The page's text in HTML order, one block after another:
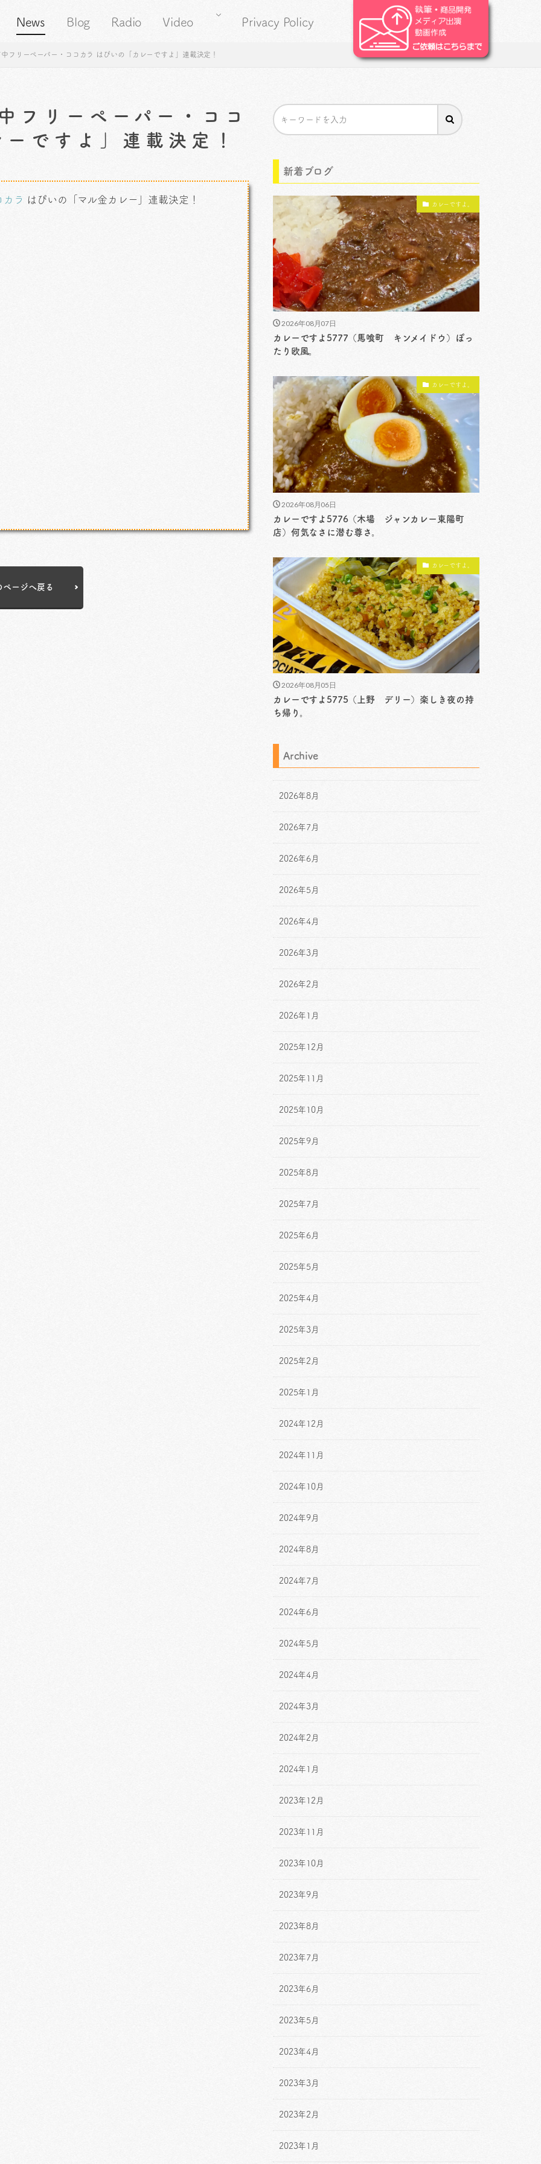
News Blog Radio Video Privacy Policy
フリーペーパー・ココカラ はぴいの「カレーですよ」連載決定！
フリーペーパー・ココ
ですよ」連載決定！
カラ はぴいの「マル金カレー」連載決定！
ページへ戻る
新着ブログ
カレーですよ。
2026年08月07日
カレーですよ5777（馬喰町 キンメイドウ）ぽっ
たり欧風。
カレーですよ。
2026年08月06日
カレーですよ5776（木場 ジャンカレー東陽町
店）何気なさに潜む尊さ。
カレーですよ。
2026年08月05日
カレーですよ5775（上野 デリー）楽しき夜の持
ち帰り。
Archive
2026年8月
2026年7月
2026年6月
2026年5月
2026年4月
2026年3月
2026年2月
2026年1月
2025年12月
2025年11月
2025年10月
2025年9月
2025年8月
2025年7月
2025年6月
2025年5月
2025年4月
2025年3月
2025年2月
2025年1月
2024年12月
2024年11月
2024年10月
2024年9月
2024年8月
2024年7月
2024年6月
2024年5月
2024年4月
2024年3月
2024年2月
2024年1月
2023年12月
2023年11月
2023年10月
2023年9月
2023年8月
2023年7月
2023年6月
2023年5月
2023年4月
2023年3月
2023年2月
2023年1月